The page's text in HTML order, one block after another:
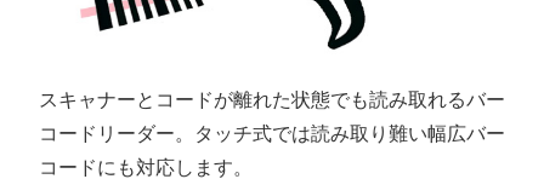
スキャナーとコードが離れた状態でも読み取れるバー
コードリーダー。タッチ式では読み取り難い幅広バー
コードにも対応します。